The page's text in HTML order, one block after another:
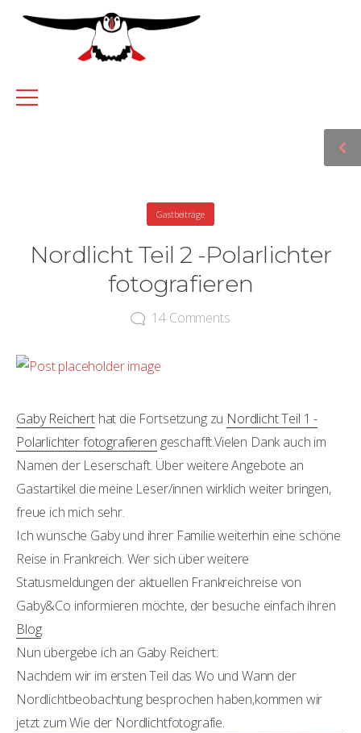
Gastbeiträge
Nordlicht Teil 2 -Polarlichter
fotografieren
14 Comments
Gaby Reicherthat die Fortsetzung zu Nordlicht Teil 1 -
Polarlichter fotografieren geschafft.Vielen Dank auch im
Namen der Leserschaft. Über weitere Angebote an
Gastartikel die meine Leser/innen wirklich weiter bringen,
freue ich mich sehr.
Ich wünsche Gaby und ihrer Familie weiterhin eine schöne
Reise in Frankreich. Wer sich über weitere
Statusmeldungen der aktuellen Frankreichreise von
Gaby&Co informieren möchte, der besuche einfach ihren
Blog.
Nun übergebe ich an Gaby Reichert:
Nachdem wir im ersten Teil das Wo und Wann der
Nordlichtbeobachtung besprochen haben,kommen wir
jetzt zum Wie der Nordlichtfotografie.